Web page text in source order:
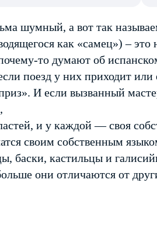
шумный, а вот так
как «самец») – это
то думают об
поезд у них приходит или
И если вызванный
и у каждой — своя
своим собственным
баски, кастильцы и
они отличаются от